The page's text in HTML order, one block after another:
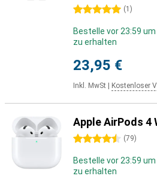
5 Sterne (1 )
Bestelle vor 23:59
zu erhalten
23,95 €
Inkl. MwSt Kostenloser
Apple AirPods 4
4.5 Sterne (79)
Bestelle vor 23:59
zu erhalten